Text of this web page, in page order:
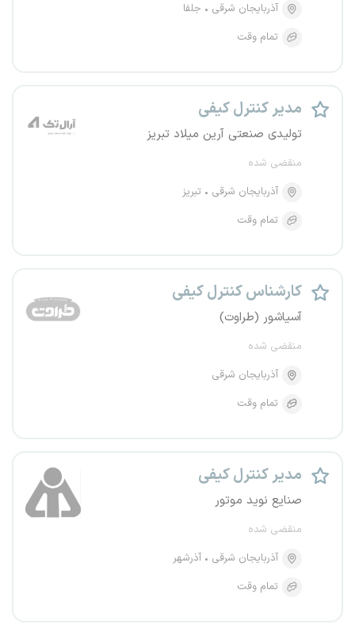
آذربایجان شرقی
جلفا
تمام وقت
مدیر کنترل کیفی
تولیدی صنعتی آرین میلاد تبریز
منقضی شده
آذربایجان شرقی
تبریز
تمام وقت
کارشناس کنترل کیفی
آسیاشور (طراوت)
منقضی شده
آذربایجان شرقی
تمام وقت
مدیر کنترل کیفی
صنایع نوید موتور
منقضی شده
آذربایجان شرقی
آذرشهر
تمام وقت